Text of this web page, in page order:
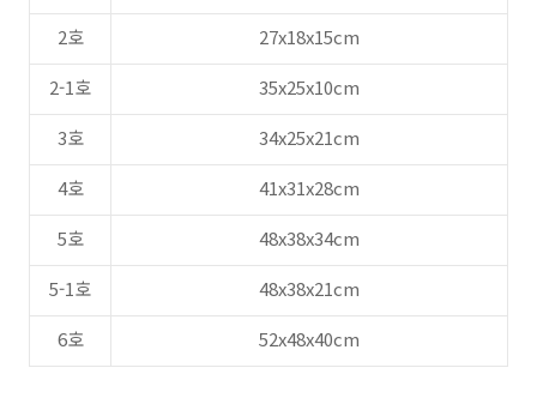
2호
27x18x15cm
2-1호
35x25x10cm
3호
34x25x21cm
4호
41x31x28cm
5호
48x38x34cm
5-1호
48x38x21cm
6호
52x48x40cm